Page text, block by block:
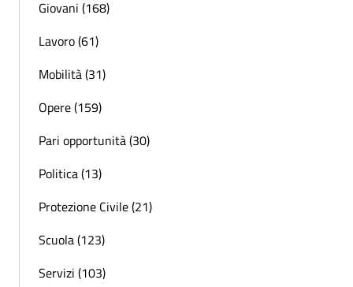
Giovani (168)
Lavoro (61)
Mobilità (31)
Opere (159)
Pari opportunità (30)
Politica (13)
Protezione Civile (21)
Scuola (123)
Servizi (103)